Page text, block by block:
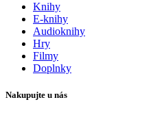
Knihy
E-knihy
Audioknihy
Hry
Filmy
Doplnky
Nakupujte u nás